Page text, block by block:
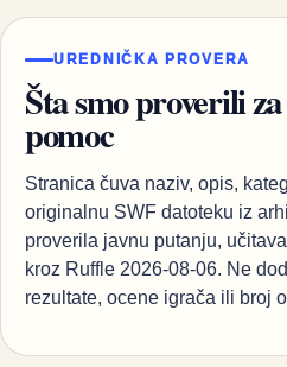
UREDNIČKA PROVERA
Šta smo proverili
pomoc
Stranica čuva naziv, opis,
originalnu SWF datoteku iz
proverila javnu putanju,
kroz Ruffle 2026-08-06. Ne
rezultate, ocene igrača ili broj